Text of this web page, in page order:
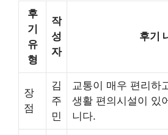
후
기
유
형
작
성
자
후기
장
점
김
주
민
교통이 매우 편리하
생활 편의시설이 있
니다.